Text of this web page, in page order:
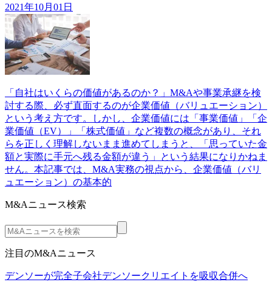
2021年10月01日
「自社はいくらの価値があるのか？」M&Aや事業承継を検
討する際、必ず直面するのが企業価値（バリュエーション）
という考え方です。しかし、企業価値には「事業価値」「企
業価値（EV）」「株式価値」など複数の概念があり、それ
らを正しく理解しないまま進めてしまうと、「思っていた金
額と実際に手元へ残る金額が違う」という結果になりかねま
せん。本記事では、M&A実務の視点から、企業価値（バリ
ュエーション）の基本的
M&Aニュース検索
注目のM&Aニュース
デンソーが完全子会社デンソークリエイトを吸収合併へ